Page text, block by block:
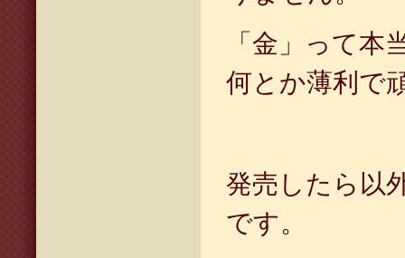
「金」って本
何とか薄利で
発売したら以
です。